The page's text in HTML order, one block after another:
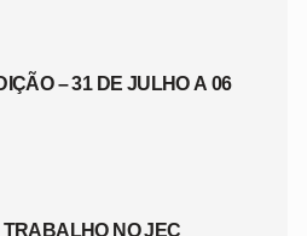
– 31 DE JULHO A 06
TRABALHO NO JEC